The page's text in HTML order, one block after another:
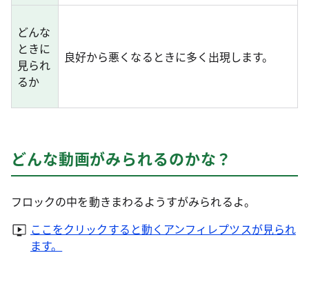
どんな
ときに
見られ
るか
良好から悪くなるときに多く出現します。
どんな動画がみられるのかな？
フロックの中を動きまわるようすがみられるよ。
ここをクリックすると動くアンフィレプツスが見られ
ます。